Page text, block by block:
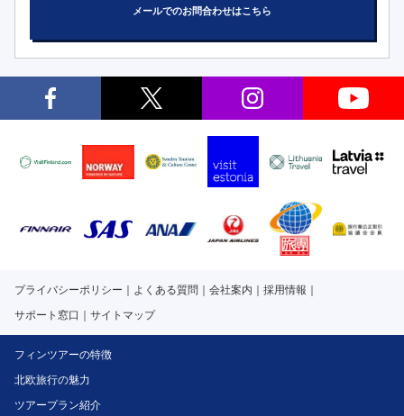
メールでのお問合わせはこちら
プライバシーポリシー よくある質問 会社案内
採用情報
サポート窓口
サイトマップ
フィンツアーの特徴
北欧旅行の魅力
ツアープラン紹介